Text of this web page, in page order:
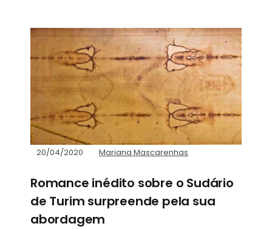
20/04/2020 Mariana Mascarenhas
Romance inédito sobre o Sudário
de Turim surpreende pela sua
abordagem